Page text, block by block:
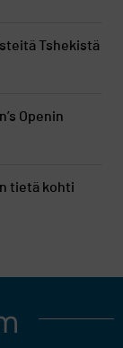
Tshekistä
Openin
tietä kohti